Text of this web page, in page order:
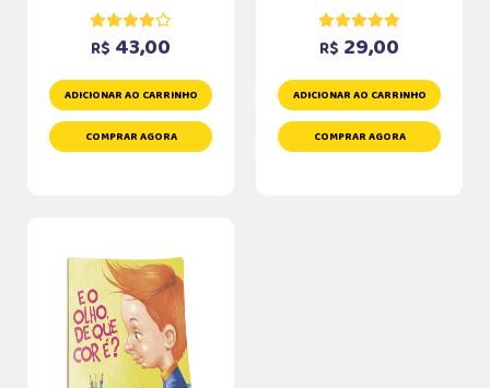
R$ 43,00
ADICIONAR AO CARRINHO
COMPRAR AGORA
R$ 29,00
ADICIONAR AO CARRINHO
COMPRAR AGORA